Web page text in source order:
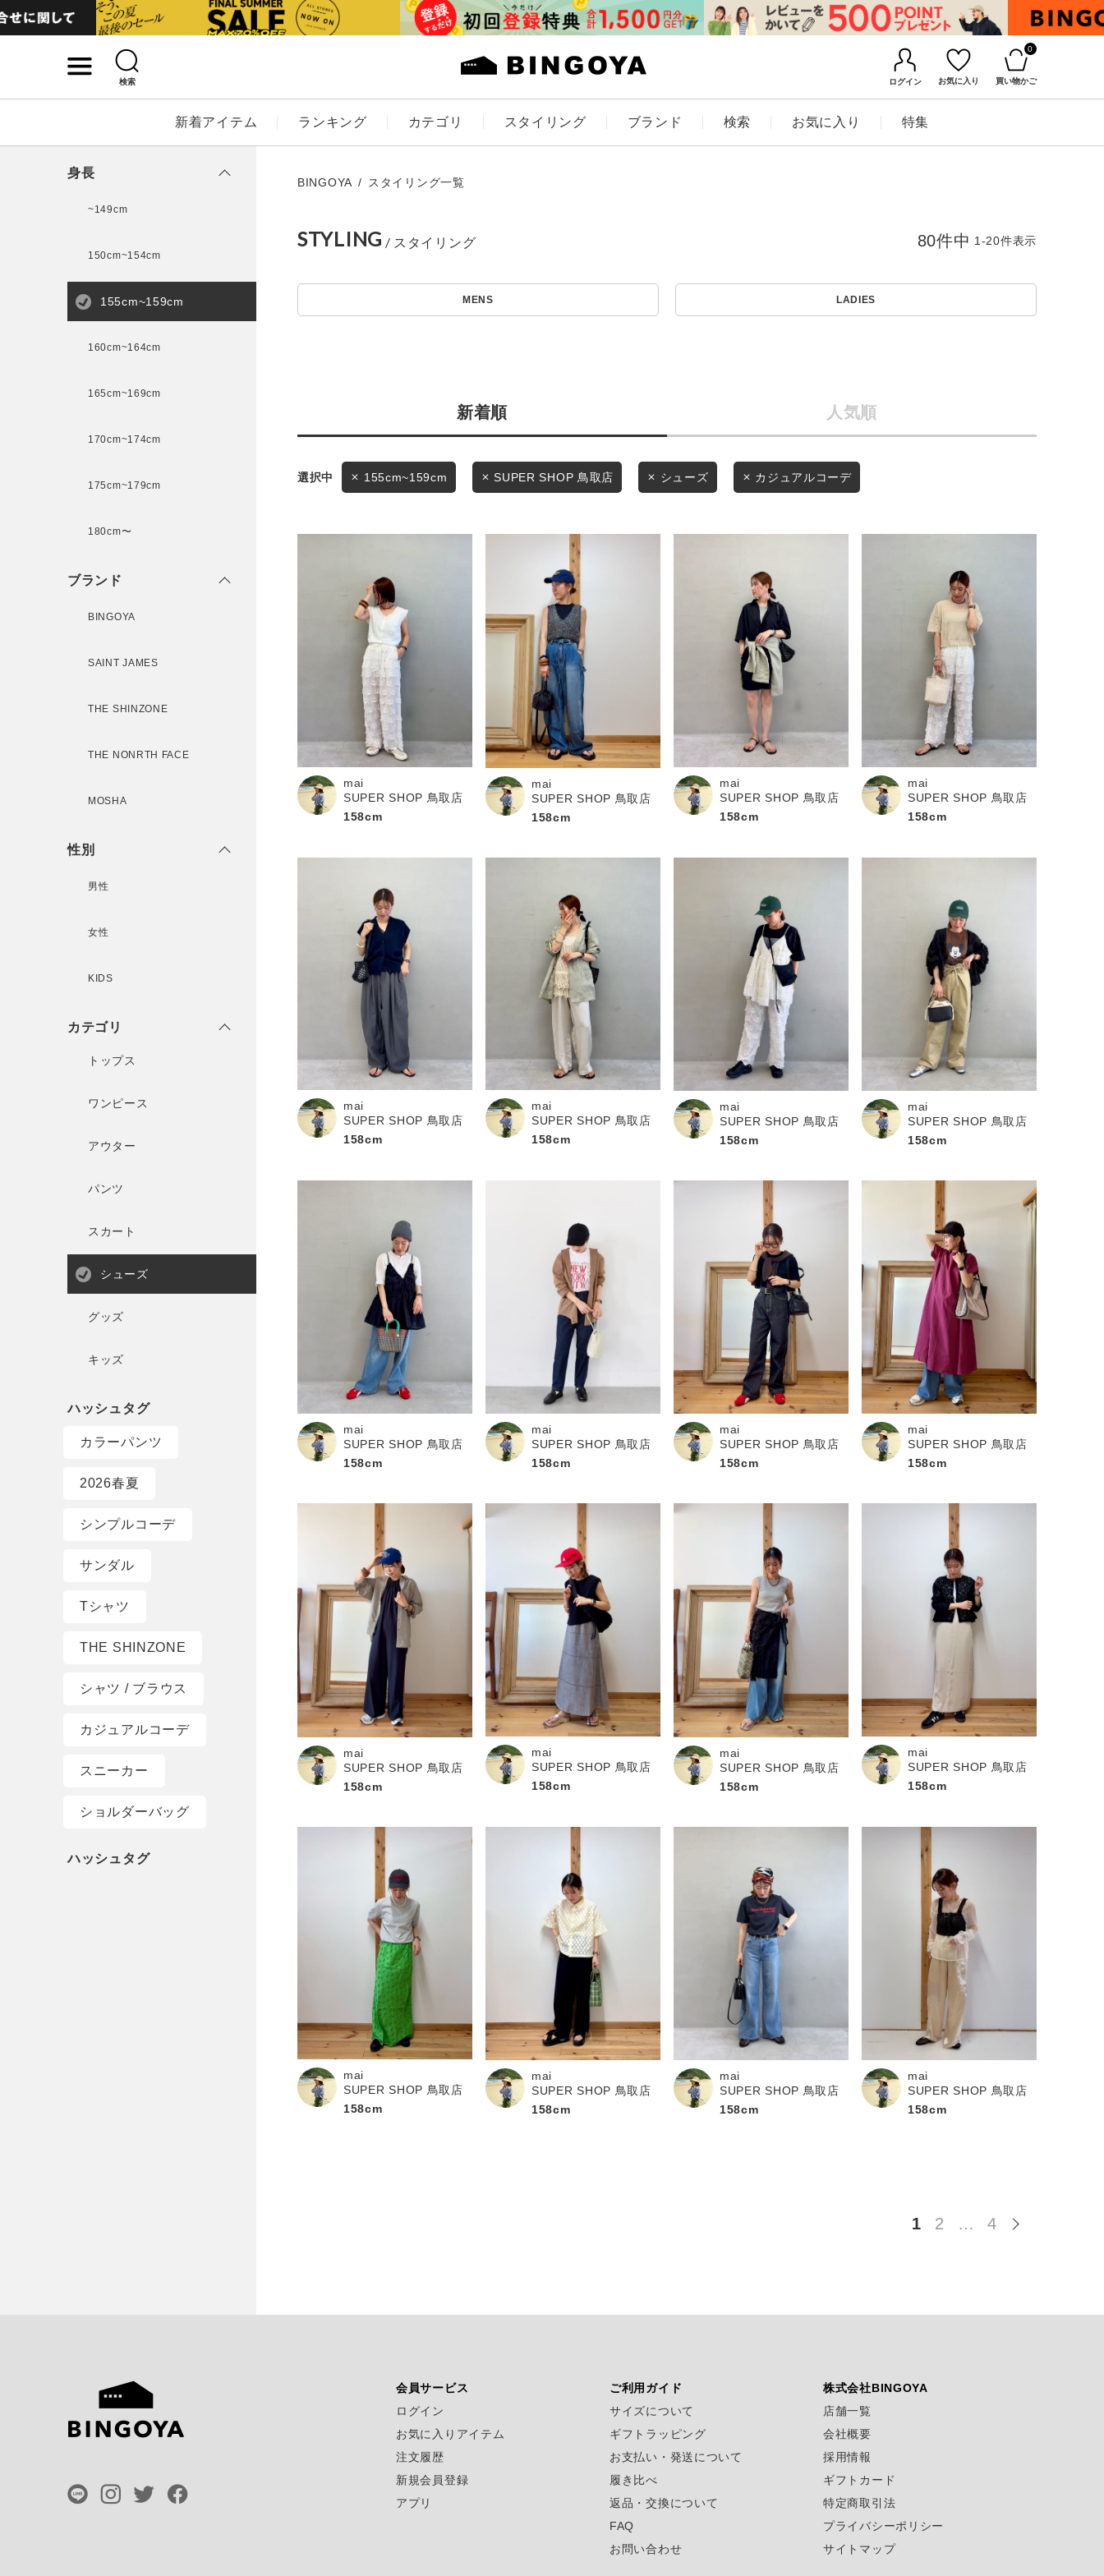
検索 ログイン お気に入り
0
買い物かご
新着アイテム ランキング カテゴリ スタイリング ブランド 検索 お気に入り 特集
条件絞り込み検索
カテゴリから探す
スタイリングから探す
ブランドから探す
履き比べ可能商品から探す
店舗一覧
会社概要
採用情報
ギフトカード
お知らせ・ご利用ガイド
お知らせ
ご利用ガイド
ギフトラッピング
お問い合わせ
無料公式アプリダウンロード
キーワード
LADIES KIDS
価格
セール価格 WEB限定
在庫
在庫なし含む
この条件で絞り込む
身長
~149cm
150cm~154cm
155cm~159cm
160cm~164cm
165cm~169cm
170cm~174cm
175cm~179cm
180cm〜
ブランド
BINGOYA
SAINT JAMES
THE SHINZONE
THE NONRTH FACE
MOSHA
性別
男性
女性
KIDS
カテゴリ
トップス
ワンピース
アウター
パンツ
スカート
シューズ
グッズ
キッズ
カラーパンツ
2026春夏
シンプルコーデ
サンダル
Tシャツ
THE SHINZONE
シャツ / ブラウス
カジュアルコーデ
スニーカー
ショルダーバッグ
BINGOYA スタイリング一覧
STYLING
MENS LADIES
新着順 人気順
80件中 1-20件表示
155cm~159cm SUPER SHOP 鳥取店 シューズ カジュアルコーデ
mai
SUPER SHOP 鳥取店
158cm
mai
SUPER SHOP 鳥取店
158cm
mai
SUPER SHOP 鳥取店
158cm
mai
SUPER SHOP 鳥取店
158cm
mai
SUPER SHOP 鳥取店
158cm
mai
SUPER SHOP 鳥取店
158cm
mai
SUPER SHOP 鳥取店
158cm
mai
SUPER SHOP 鳥取店
158cm
mai
SUPER SHOP 鳥取店
158cm
mai
SUPER SHOP 鳥取店
158cm
mai
SUPER SHOP 鳥取店
158cm
mai
SUPER SHOP 鳥取店
158cm
mai
SUPER SHOP 鳥取店
158cm
mai
SUPER SHOP 鳥取店
158cm
mai
SUPER SHOP 鳥取店
158cm
mai
SUPER SHOP 鳥取店
158cm
mai
SUPER SHOP 鳥取店
158cm
mai
SUPER SHOP 鳥取店
158cm
mai
SUPER SHOP 鳥取店
158cm
mai
SUPER SHOP 鳥取店
158cm
1 2 … 4
会員サービス
ログイン
お気に入りアイテム
注文履歴
新規会員登録
アプリ
ご利用ガイド
サイズについて
ギフトラッピング
お支払い・発送について
履き比べ
返品・交換について
FAQ
お問い合わせ
株式会社BINGOYA
店舗一覧
会社概要
採用情報
ギフトカード
特定商取引法
プライバシーポリシー
サイトマップ